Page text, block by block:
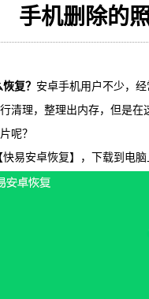
快
手机删除的
复？ 安卓手机用户不少，
清理，整理出内存，但是
呢？
易安卓恢复】，下载到电脑